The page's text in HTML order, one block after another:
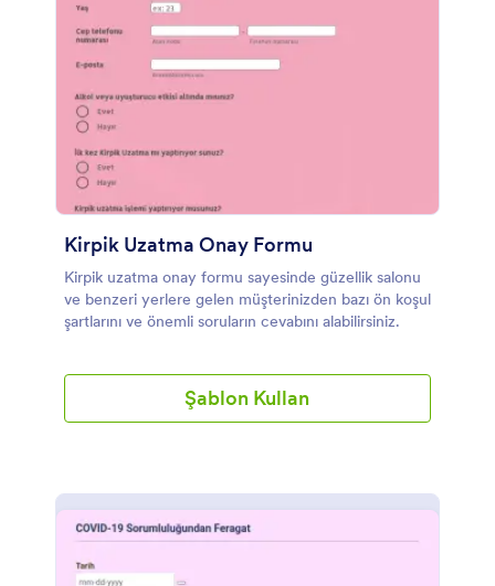
Kirpik Uzatma Onay Formu
Kirpik uzatma onay formu sayesinde güzellik salonu
ve benzeri yerlere gelen müşterinizden bazı ön koşul
şartlarını ve önemli soruların cevabını alabilirsiniz.
Şablon Kullan